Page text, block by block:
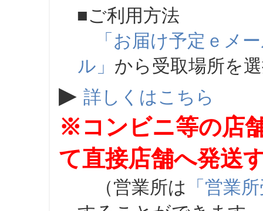
■ご利用方法
「お届け予定ｅメ
ル」 から受取場所を
▶ 詳しくはこちら
※コンビニ等の店
て直接店舗へ発送
（営業所は 「営業